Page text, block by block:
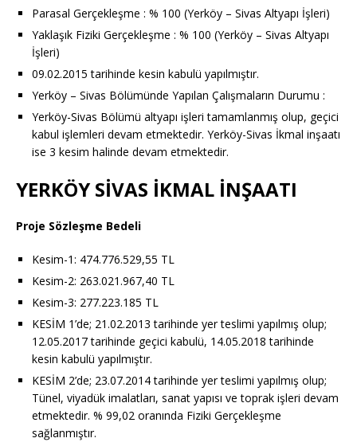
Parasal Gerçekleşme : % 100 (Yerköy – Sivas Altyapı İşleri)
Yaklaşık Fiziki Gerçekleşme : % 100 (Yerköy – Sivas Altyapı
İşleri)
09.02.2015 tarihinde kesin kabulü yapılmıştır.
Yerköy – Sivas Bölümünde Yapılan Çalışmaların Durumu :
Yerköy-Sivas Bölümü altyapı işleri tamamlanmış olup, geçici
kabul işlemleri devam etmektedir. Yerköy-Sivas İkmal inşaatı
ise 3 kesim halinde devam etmektedir.
YERKÖY SİVAS İKMAL İNŞAATI
Proje Sözleşme Bedeli
Kesim-1: 474.776.529,55 TL
Kesim-2: 263.021.967,40 TL
Kesim-3: 277.223.185 TL
KESİM 1’de; 21.02.2013 tarihinde yer teslimi yapılmış olup;
12.05.2017 tarihinde geçici kabulü, 14.05.2018 tarihinde
kesin kabulü yapılmıştır.
KESİM 2’de; 23.07.2014 tarihinde yer teslimi yapılmış olup;
Tünel, viyadük imalatları, sanat yapısı ve toprak işleri devam
etmektedir. % 99,02 oranında Fiziki Gerçekleşme
sağlanmıştır.